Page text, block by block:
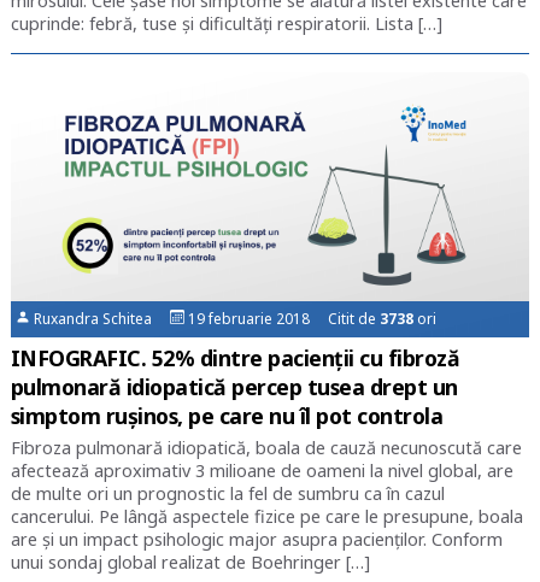
cuprinde: febră, tuse și dificultăți respiratorii. Lista […]
Ruxandra Schitea 19 februarie 2018 Citit de 3738 ori
INFOGRAFIC. 52% dintre pacienții cu fibroză
pulmonară idiopatică percep tusea drept un
simptom rușinos, pe care nu îl pot controla
Fibroza pulmonară idiopatică, boala de cauză necunoscută care
afectează aproximativ 3 milioane de oameni la nivel global, are
de multe ori un prognostic la fel de sumbru ca în cazul
cancerului. Pe lângă aspectele fizice pe care le presupune, boala
are și un impact psihologic major asupra pacienților. Conform
unui sondaj global realizat de Boehringer […]